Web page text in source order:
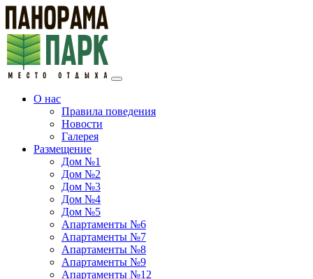
О нас
Правила поведения
Новости
Галерея
Размещение
Дом №1
Дом №2
Дом №3
Дом №4
Дом №5
Апартаменты №6
Апартаменты №7
Апартаменты №8
Апартаменты №9
Апартаменты №12